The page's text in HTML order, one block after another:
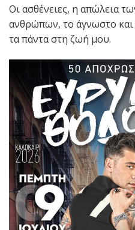
Οι ασθένειες, η απώλεια
ανθρώπων, το άγνωστο
τα πάντα στη ζωή μου.